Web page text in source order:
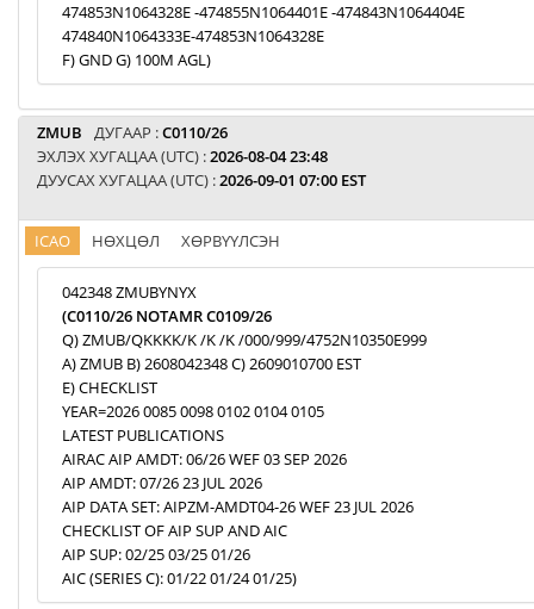
474853N1064328E -474855N1064401E -474843N1064404E
474840N1064333E-474853N1064328E
F) GND G) 100M AGL)
ZMUB ДУГААР :C0110/26
ЭХЛЭХ ХУГАЦАА (UTC) :2026-08-04 23:48
ДУУСАХ ХУГАЦАА (UTC) :2026-09-01 07:00 EST
ICAO НӨХЦӨЛ ХӨРВҮҮЛСЭН
042348 ZMUBYNYX
(C0110/26 NOTAMR C0109/26
Q) ZMUB/QKKKK/K /K /K /000/999/4752N10350E999
A) ZMUB B) 2608042348 C) 2609010700 EST
E) CHECKLIST
YEAR=2026 0085 0098 0102 0104 0105
LATEST PUBLICATIONS
AIRAC AIP AMDT: 06/26 WEF 03 SEP 2026
AIP AMDT: 07/26 23 JUL 2026
AIP DATA SET: AIPZM-AMDT04-26 WEF 23 JUL 2026
CHECKLIST OF AIP SUP AND AIC
AIP SUP: 02/25 03/25 01/26
AIC (SERIES C): 01/22 01/24 01/25)